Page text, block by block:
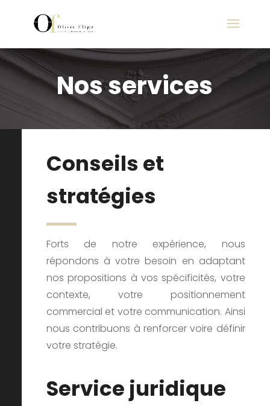
Nos services
Conseils et
stratégies
Forts de notre expérience, nous
répondons à votre besoin en adaptant
nos propositions à vos spécificités, votre
contexte, votre positionnement
commercial et votre communication. Ainsi
nous contribuons à renforcer voire définir
votre stratégie.
Service juridique